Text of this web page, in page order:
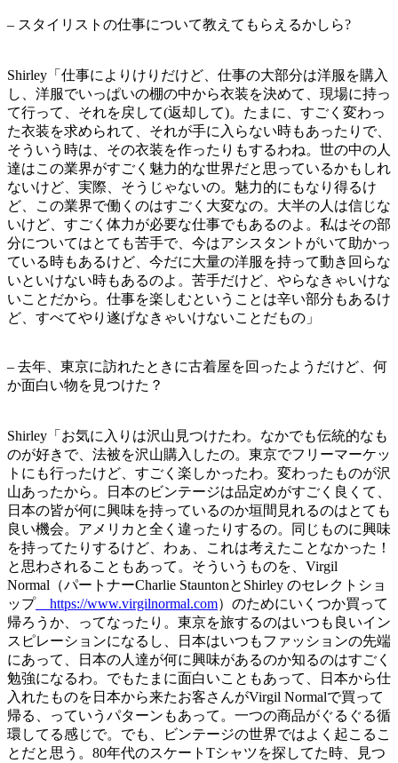
– スタイリストの仕事について教えてもらえるかしら?
Shirley「仕事によりけりだけど、仕事の大部分は洋服を購入
し、洋服でいっぱいの棚の中から衣装を決めて、現場に持っ
て行って、それを戻して(返却して)。たまに、すごく変わっ
た衣装を求められて、それが手に入らない時もあったりで、
そういう時は、その衣装を作ったりもするわね。世の中の人
達はこの業界がすごく魅力的な世界だと思っているかもしれ
ないけど、実際、そうじゃないの。魅力的にもなり得るけ
ど、この業界で働くのはすごく大変なの。大半の人は信じな
いけど、すごく体力が必要な仕事でもあるのよ。私はその部
分についてはとても苦手で、今はアシスタントがいて助かっ
ている時もあるけど、今だに大量の洋服を持って動き回らな
いといけない時もあるのよ。苦手だけど、やらなきゃいけな
いことだから。仕事を楽しむということは辛い部分もあるけ
ど、すべてやり遂げなきゃいけないことだもの」
– 去年、東京に訪れたときに古着屋を回ったようだけど、何
か面白い物を見つけた？
Shirley「お気に入りは沢山見つけたわ。なかでも伝統的なも
のが好きで、法被を沢山購入したの。東京でフリーマーケッ
トにも行ったけど、すごく楽しかったわ。変わったものが沢
山あったから。日本のビンテージは品定めがすごく良くて、
日本の皆が何に興味を持っているのか垣間見れるのはとても
良い機会。アメリカと全く違ったりするの。同じものに興味
を持ってたりするけど、わぁ、これは考えたことなかった！
と思わされることもあって。そういうものを、Virgil
Normal（パートナーCharlie StauntonとShirley のセレクトショ
ップhttps://www.virgilnormal.com）のためにいくつか買って
帰ろうか、ってなったり。東京を旅するのはいつも良いイン
スピレーションになるし、日本はいつもファッションの先端
にあって、日本の人達が何に興味があるのか知るのはすごく
勉強になるわ。でもたまに面白いこともあって、日本から仕
入れたものを日本から来たお客さんがVirgil Normalで買って
帰る、っていうパターンもあって。一つの商品がぐるぐる循
環してる感じで。でも、ビンテージの世界ではよく起こるこ
とだと思う。80年代のスケートTシャツを探してた時、見つ